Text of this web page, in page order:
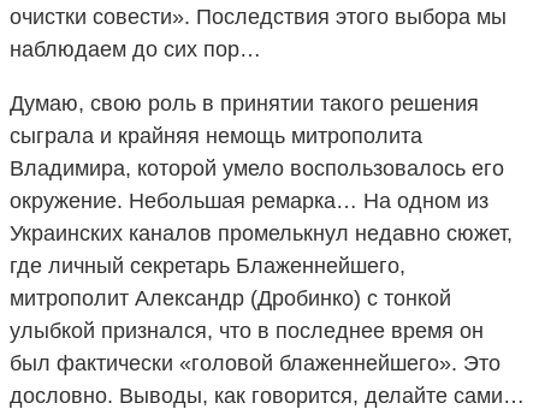
очистки совести». Последствия этого выбора мы
наблюдаем до сих пор…
Думаю, свою роль в принятии такого решения
сыграла и крайняя немощь митрополита
Владимира, которой умело воспользовалось его
окружение. Небольшая ремарка… На одном из
Украинских каналов промелькнул недавно сюжет,
где личный секретарь Блаженнейшего,
митрополит Александр (Дробинко) с тонкой
улыбкой признался, что в последнее время он
был фактически «головой блаженнейшего». Это
дословно. Выводы, как говорится, делайте сами…